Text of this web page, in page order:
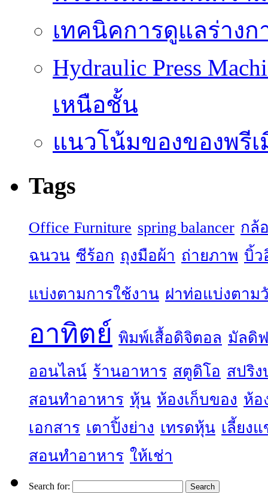
เทคนิคการดูแลร่างก
Hydraulic Press
เหนือชั้น
แนวโน้มของของพรี
Tags
Office Furniture spring balancer กล้
ฉนวน ซีร้อก ถุงมือผ้า ถ่ายภาพ บิ้ว
แบ่งตามการใช้งาน ฝาท่อแบ่งตาม
อาทิตย์ พิมพ์เสื้อดิจิตอล มัลดิ
ออนไลน์ ร้านอาหาร สตูดิโอ สปริง
สอนทำอาหาร หุ้น ห้องเก็บของ ห้อ
เอกสาร เตาปิ้งย่าง เทรดหุ้น เลี้ยง
สอนทำอาหาร ให้เช่า
Search for: